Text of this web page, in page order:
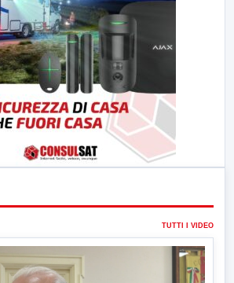
TUTTI I VIDEO